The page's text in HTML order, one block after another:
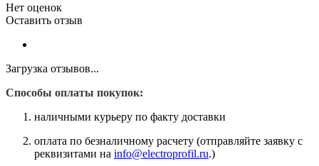
Нет оценок
Оставить отзыв
Загрузка отзывов...
Способы оплаты покупок:
наличными курьеру по факту доставки
оплата по безналичному расчету (отправляйте заявку с
реквизитами на info@electroprofil.ru.)